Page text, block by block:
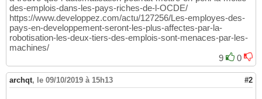
des-emplois-dans-les-pays-riches-de-l-OCDE/
https://www.developpez.com/actu/127256/Les-employes-des-
pays-en-developpement-seront-les-plus-affectes-par-la-
robotisation-les-deux-tiers-des-emplois-sont-menaces-par-les-
machines/
9
0
archqt, le 09/10/2019 à 15h13 #2